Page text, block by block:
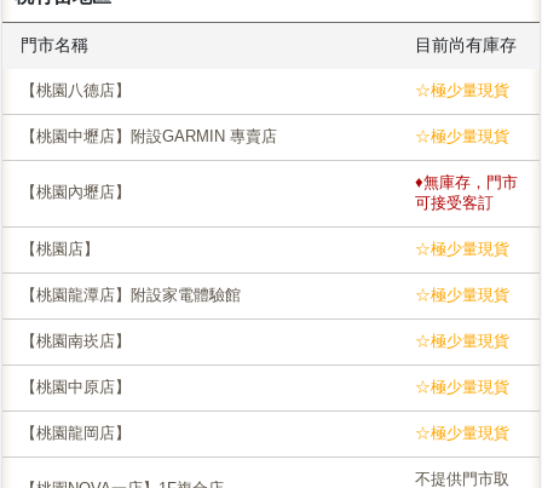
門市名稱 目前尚有庫存
【桃園八德店】 ☆極少量現貨
【桃園中壢店】附設GARMIN 專賣店 ☆極少量現貨
【桃園內壢店】
♦無庫存，門市
可接受客訂
【桃園店】 ☆極少量現貨
【桃園龍潭店】附設家電體驗館 ☆極少量現貨
【桃園南崁店】 ☆極少量現貨
【桃園中原店】 ☆極少量現貨
【桃園龍岡店】 ☆極少量現貨
不提供門市取